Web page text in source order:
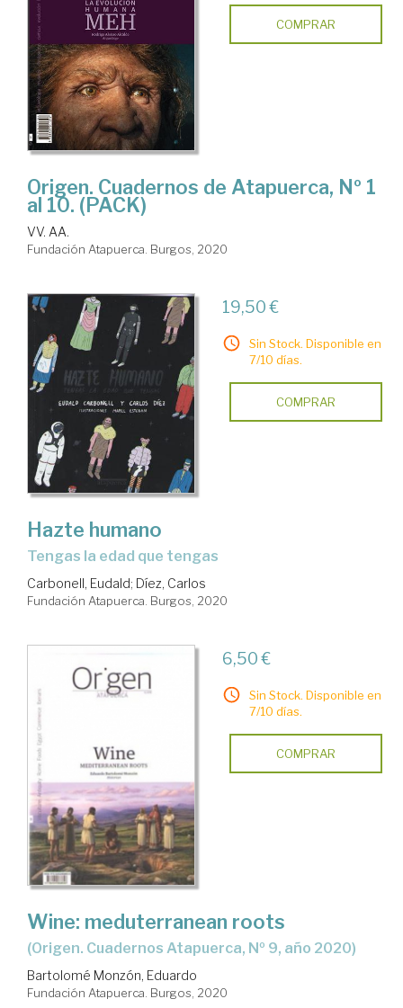
COMPRAR
Origen. Cuadernos de Atapuerca, Nº 1
al 10. (PACK)
VV. AA.
Fundación Atapuerca. Burgos, 2020
19,50 €
Sin Stock. Disponible en
7/10 días.
COMPRAR
Hazte humano
tengas la edad que tengas
Carbonell, Eudald; Díez, Carlos
Fundación Atapuerca. Burgos, 2020
6,50 €
Sin Stock. Disponible en
7/10 días.
COMPRAR
Wine: meduterranean roots
(Origen. Cuadernos Atapuerca, Nº 9, año 2020)
Bartolomé Monzón, Eduardo
Fundación Atapuerca. Burgos, 2020